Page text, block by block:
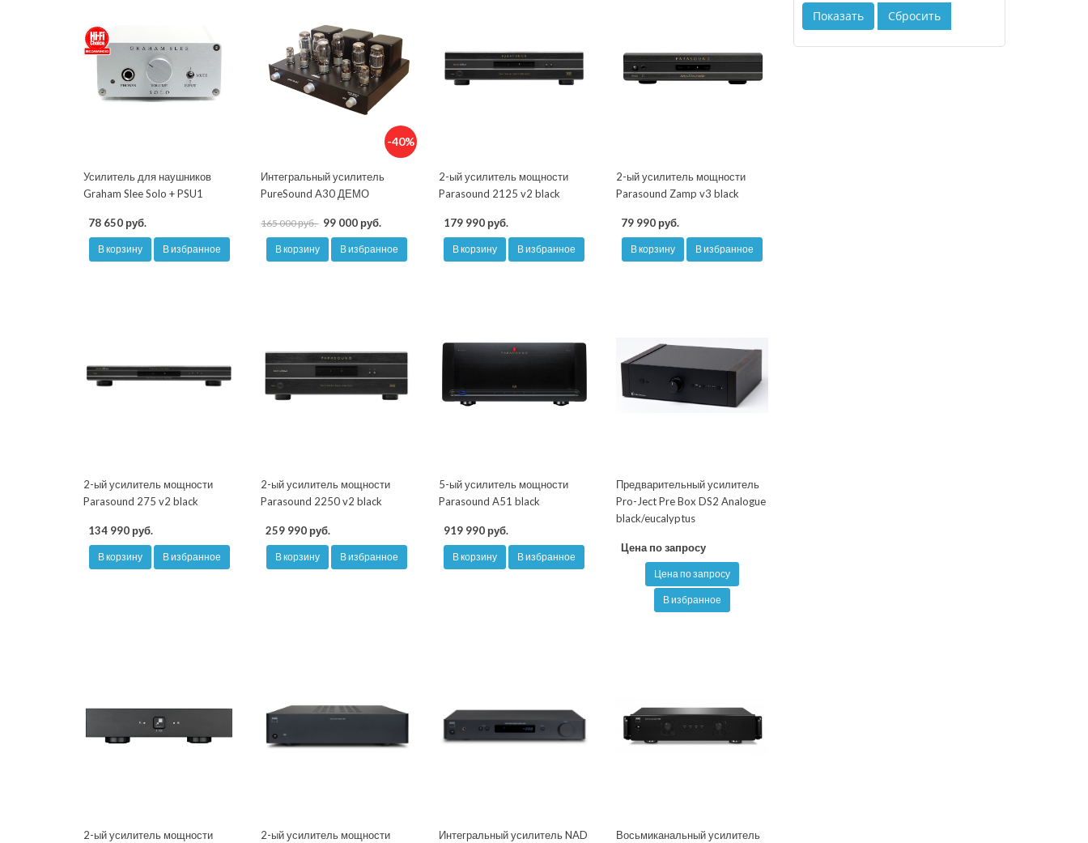
Усилитель для наушников
Graham Slee Solo + PSU1
78 650 руб.
В корзину В избранное
-40%
Интегральный усилитель
PureSound A30 ДЕМО
165 000 руб. 99 000 руб.
В корзину В избранное
2-ый усилитель мощности
Parasound 2125 v2 black
179 990 руб.
В корзину В избранное
2-ый усилитель мощности
Parasound Zamp v3 black
79 990 руб.
В корзину В избранное
2-ый усилитель мощности
Parasound 275 v2 black
134 990 руб.
В корзину В избранное
2-ый усилитель мощности
Parasound 2250 v2 black
259 990 руб.
В корзину В избранное
5-ый усилитель мощности
Parasound A51 black
919 990 руб.
В корзину В избранное
Предварительный усилитель
Pro-Ject Pre Box DS2 Analogue
black/eucalyptus
Цена по запросу
Цена по запросу
В избранное
2-ый усилитель мощности
2-ый усилитель мощности
Интегральный усилитель NAD
Восьмиканальный усилитель